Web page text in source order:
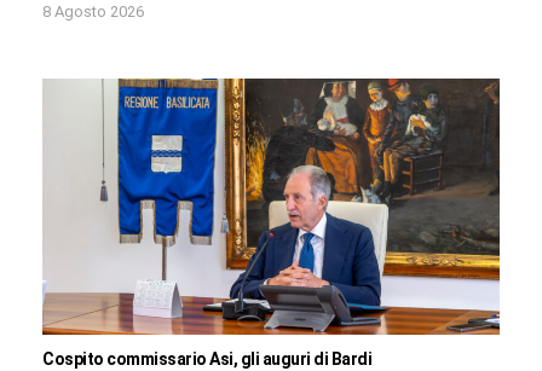
8 Agosto 2026
Cospito commissario Asi, gli auguri di Bardi